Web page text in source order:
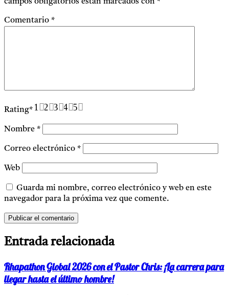
Comentario *
Rating* 5
4
3
2
1
Nombre *
Correo electrónico *
Web
Guarda mi nombre, correo electrónico y web en este
navegador para la próxima vez que comente.
Entrada relacionada
Rhapathon Global 2026 con el Pastor Chris: ¡La carrera para
llegar hasta el último hombre!